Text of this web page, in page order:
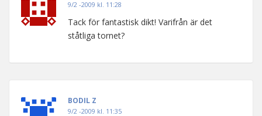
9/2 -2009 kl. 11:28
Tack för fantastisk dikt! Varifrån är det
ståtliga tornet?
BODIL Z
9/2 -2009 kl. 11:35